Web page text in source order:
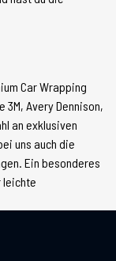
Car Wrapping
3M, Avery Dennison,
an exklusiven
uns auch die
Ein besonderes
leichte